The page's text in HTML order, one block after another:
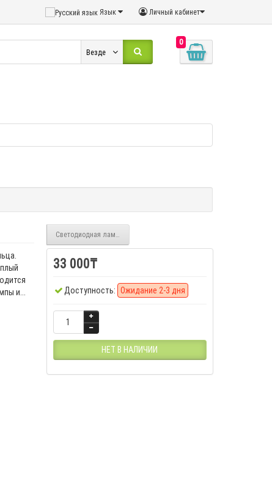
Личный кабинет
Язык
0
Везде
и...
Светодиодная лампа освещения для фото-видео LED U600
33 000₸
Доступность: Ожидание 2-3 дня
НЕТ В НАЛИЧИИ